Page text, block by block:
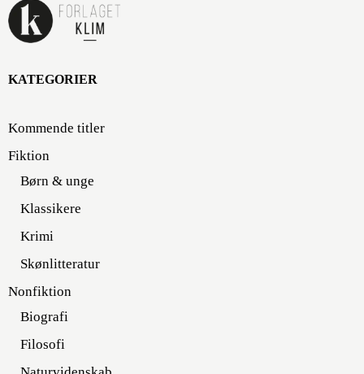
KATEGORIER
Kommende titler
Fiktion
Børn & unge
Klassikere
Krimi
Skønlitteratur
Nonfiktion
Biografi
Filosofi